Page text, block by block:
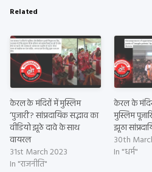
Related
केरल के मंदिरों में मुस्लिम
‘पुजारी’? सांप्रदायिक सद्भाव का
वीडियो झूठे दावे के साथ
वायरल
31st March 2023
In "राजनीति"
केरल के
मुस्लिम
झूठा
30th
In "धर्म"